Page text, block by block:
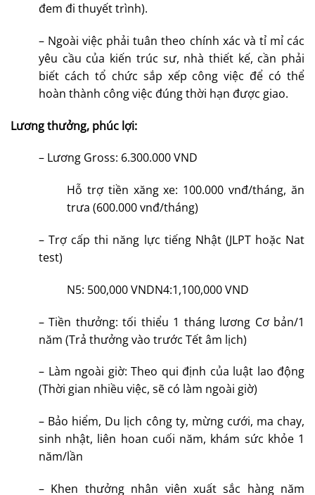
đem đi thuyết trình).
– Ngoài việc phải tuân theo chính xác và tỉ mỉ các
yêu cầu của kiến trúc sư, nhà thiết kế, cần phải
biết cách tổ chức sắp xếp công việc để có thể
hoàn thành công việc đúng thời hạn được giao.
Lương thưởng, phúc lợi:
– Lương Gross: 6.300.000 VND
Hỗ trợ tiền xăng xe: 100.000 vnđ/tháng, ăn
trưa (600.000 vnđ/tháng)
– Trợ cấp thi năng lực tiếng Nhật (JLPT hoặc Nat
test)
N5: 500,000 VNDN4:1,100,000 VND
– Tiền thưởng: tối thiểu 1 tháng lương Cơ bản/1
năm (Trả thưởng vào trước Tết âm lịch)
– Làm ngoài giờ: Theo qui định của luật lao động
(Thời gian nhiều việc, sẽ có làm ngoài giờ)
– Bảo hiểm, Du lịch công ty, mừng cưới, ma chay,
sinh nhật, liên hoan cuối năm, khám sức khỏe 1
năm/lần
– Khen thưởng nhân viên xuất sắc hàng năm